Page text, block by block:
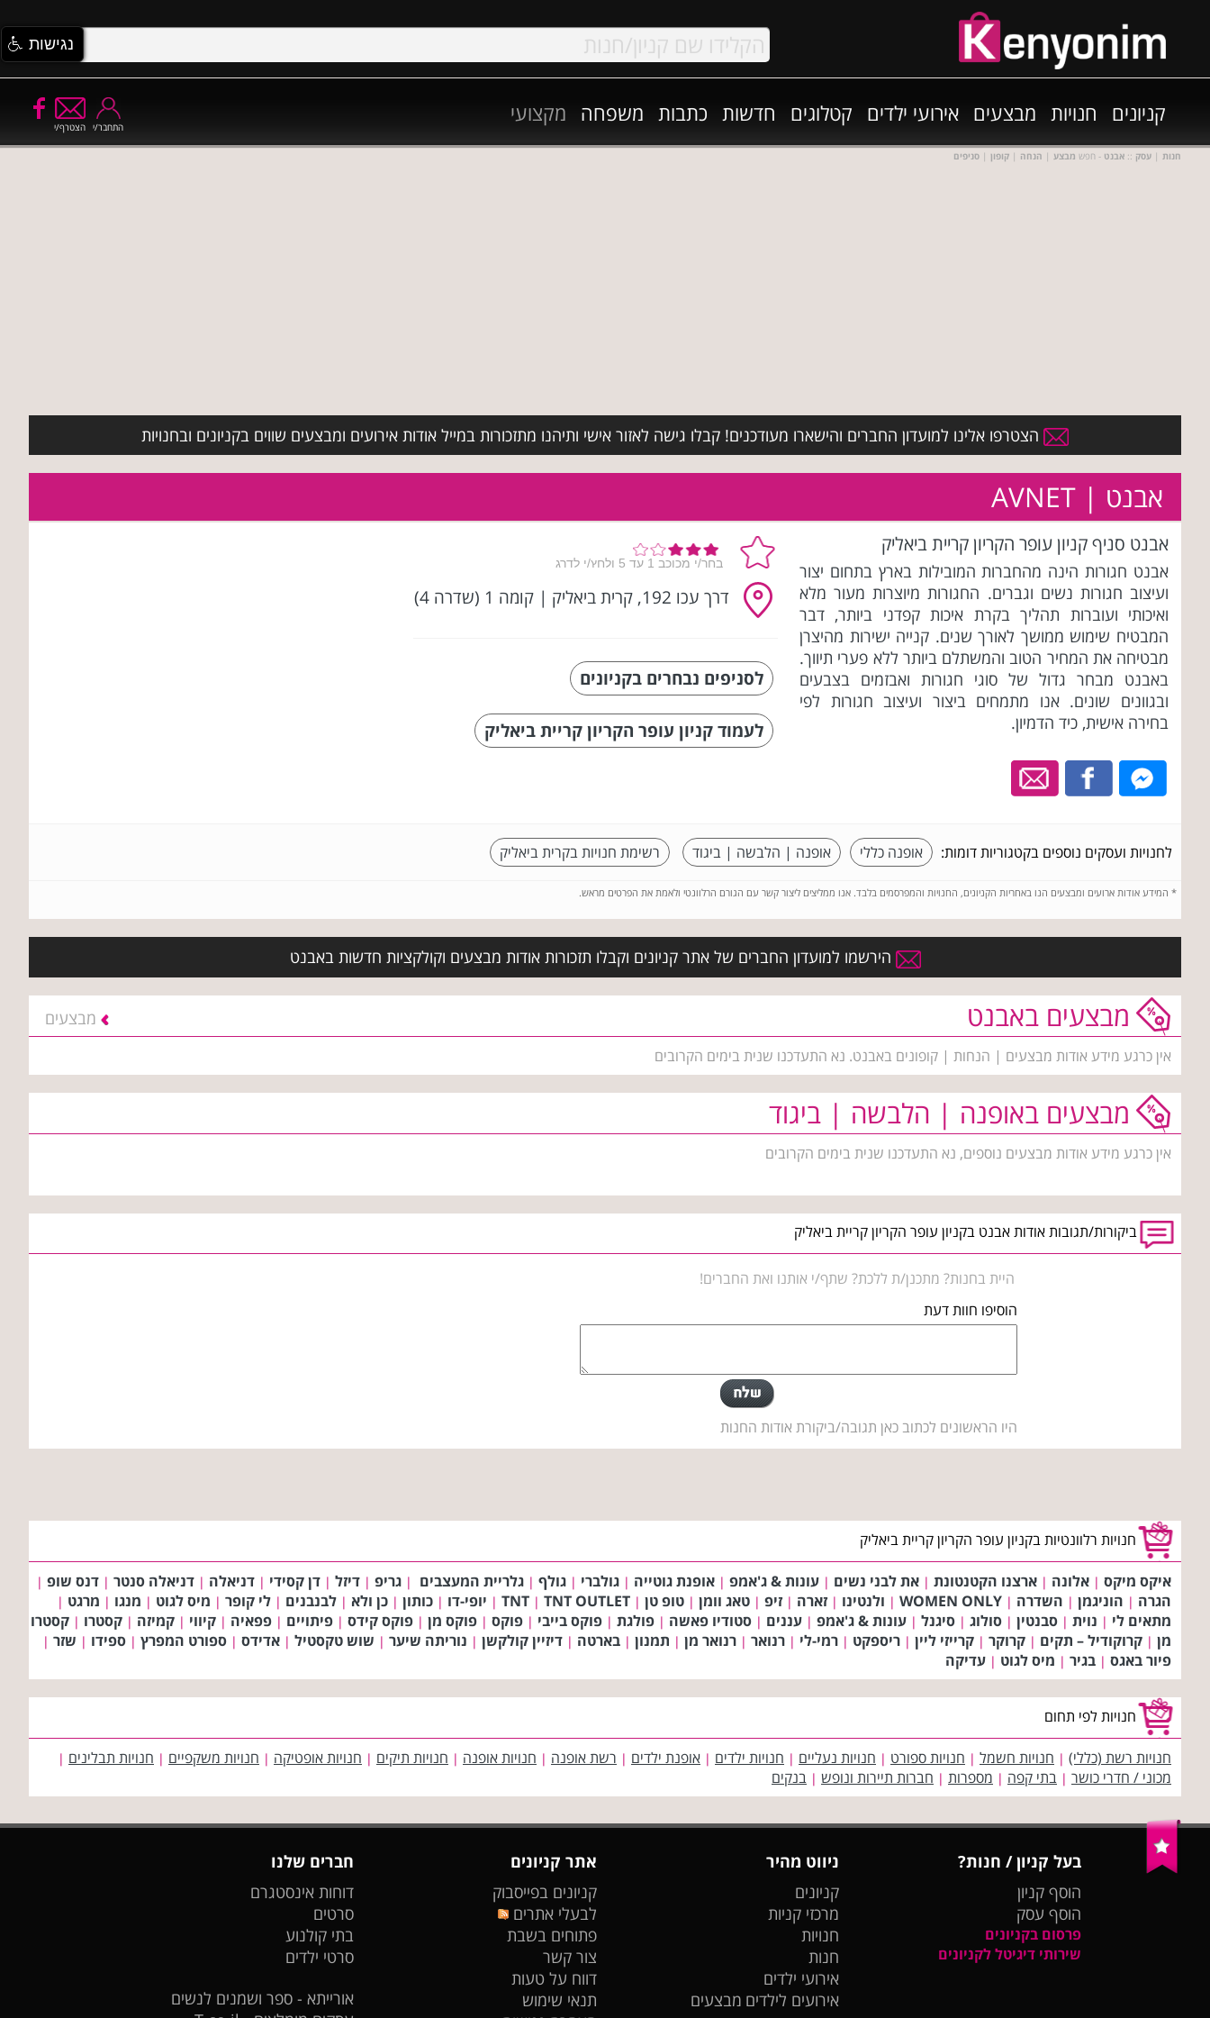
קניונים חנויות מבצעים אירועי ילדים קטלוגים חדשות כתבות משפחה מקצועי
הצטרף/י התחבר/י
חנות | עסק :: אבנט - חפש מבצע | הנחה | קופון | סניפים
הצטרפו אלינו למועדון החברים והישארו מעודכנים! קבלו גישה לאזור אישי ותיהנו מתזכורות במייל אודות אירועים ומבצעים שווים בקניונים ובחנויות
אבנט | AVNET
אבנט סניף קניון עופר הקריון קריית ביאליק
אבנט חגורות הינה מהחברות המובילות בארץ בתחום יצור
ועיצוב חגורות נשים וגברים. החגורות מיוצרות מעור מלא
ואיכותי ועוברות תהליך בקרת איכות קפדני ביותר, דבר
המבטיח שימוש ממושך לאורך שנים. קנייה ישירות מהיצרן
מבטיחה את המחיר הטוב והמשתלם ביותר ללא פערי תיווך.
באבנט מבחר גדול של סוגי חגורות ואבזמים בצבעים
ובגוונים שונים. אנו מתמחים ביצור ועיצוב חגורות לפי
בחירה אישית, כיד הדמיון.
דרך עכו 192, קרית ביאליק | קומה 1 (שדרה 4)
לסניפים נבחרים בקניונים
לעמוד קניון עופר הקריון קריית ביאליק
לחנויות ועסקים נוספים בקטגוריות דומות: אופנה כללי אופנה | הלבשה | ביגוד רשימת חנויות בקרית ביאליק
* המידע אודות ארועים ומבצעים הנו באחריות הקניונים, החנויות והמפרסמים בלבד. אנו ממליצים ליצור קשר עם הגורם הרלוונטי ולאמת את הפרטים מראש.
הירשמו למועדון החברים של אתר קניונים וקבלו תזכורות אודות מבצעים וקולקציות חדשות באבנט
מבצעים באבנט מבצעים
אין כרגע מידע אודות מבצעים | הנחות | קופונים באבנט. נא התעדכנו שנית בימים הקרובים
מבצעים באופנה | הלבשה | ביגוד
אין כרגע מידע אודות מבצעים נוספים, נא התעדכנו שנית בימים הקרובים
ביקורות/תגובות אודות אבנט בקניון עופר הקריון קריית ביאליק
היית בחנות? מתכנן/ת ללכת? שתף/י אותנו ואת החברים!
הוסיפו חוות דעת
היו הראשונים לכתוב כאן תגובה/ביקורת אודות החנות
חנויות רלוונטיות בקניון עופר הקריון קריית ביאליק
איקס מיקס | אלונה | ארצנו הקטנטונת | את לבני נשים | עונות & ג'אמפ | אופנת גוטייה | גולברי | גולף | גלריית המעצבים | גריפ | דיזל | דן קסידי | דניאלה | דניאלה סנטר | דנס שופ |
הגרה | הוניגמן | השדרה |
WOMEN ONLY
| ולנטינו | זארה | זיפ | טאג וומן | טופ טן |
TNT | TNT OUTLET
| יופי-דו | כותון | כן ולא | לבנבנים | לי קופר | מיס לגוט | מנגו | מרגט |
מתאים לי | נוית | סבנטין | סולוג | סיגנל | עונות & ג'אמפ | עננים | סטודיו פאשה | פולגת | פוקס בייבי | פוקס | פוקס מן | פוקס קידס | פיתויים | פפאיה | קיווי | קמיזה | קסטרו | קסטרו
מן | קרוקודיל – תקים | קרוקר | קרייזי ליין | ריספקט | רמי-לי | רנואר | רנואר מן | תמנון | בארטה | דיזיין קולקשן | נוריתה שיער | שוש טקסטיל | אדידס | ספורט המפרץ | ספידו | שזר |
פיור באגס | בגיר | מיס לגוט | עדיקה
חנויות לפי תחום
חנויות רשת (כללי) | חנויות חשמל | חנויות ספורט | חנויות נעליים | חנויות ילדים | אופנת ילדים | רשת אופנה | חנויות אופנה | חנויות תיקים | חנויות אופטיקה | חנויות משקפיים | חנויות תבלינים |
מכוני / חדרי כושר | בתי קפה | מספרות | חברות תיירות ונופש | בנקים
בעל קניון / חנות?
הוסף קניון
הוסף עסק
פרסום בקניונים
שירותי דיגיטל לקניונים
ניווט מהיר
קניונים
מרכזי קניות
חנויות
חנות
אירועי ילדים
אירועים לילדים מבצעים
אתר קניונים
קניונים בפייסבוק
לבעלי אתרים
פתוחים בשבת
צור קשר
דווח על טעות
תנאי שימוש
חברים שלנו
דוחות אינסטגרם
סרטים
בתי קולנוע
סרטי ילדים
אורייתא - ספר ושמנים לנשים
נגישות